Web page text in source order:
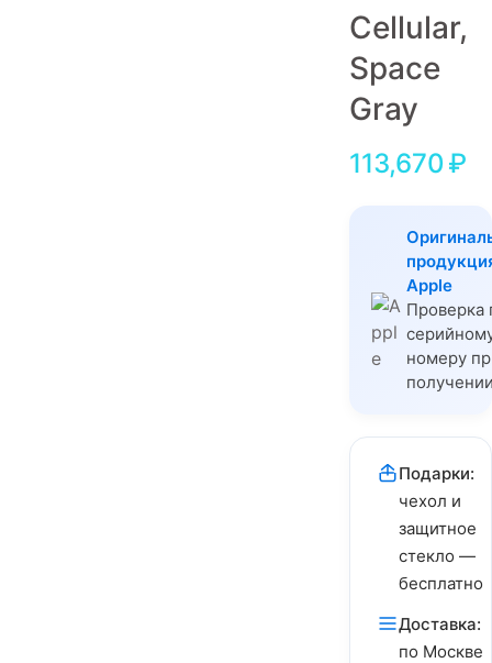
Cellular,
Space
Gray
113,670₽
Apple
Проверка
номеру
Подарки:
чехол и
защитное
стекло —
бесплатно
Доставка:
по Москве